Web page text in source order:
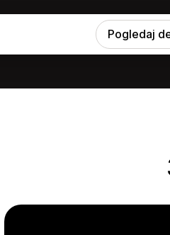
Pogledaj